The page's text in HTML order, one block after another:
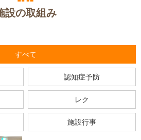
設の取組み
すべて
認知症予防
レク
施設行事